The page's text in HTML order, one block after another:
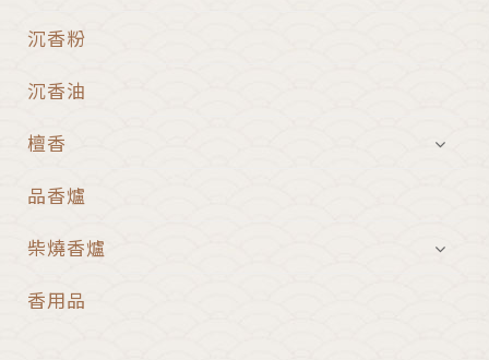
沉香粉
沉香油
檀香
品香爐
柴燒香爐
香用品